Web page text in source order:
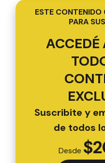
ESTE
PARA
ACCEDÉ
Suscribite y
de todos
Desde $